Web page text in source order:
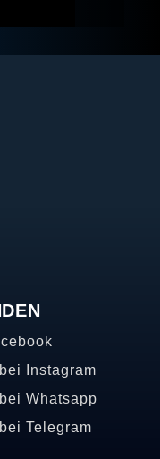
Instagram
Whatsapp
Telegram